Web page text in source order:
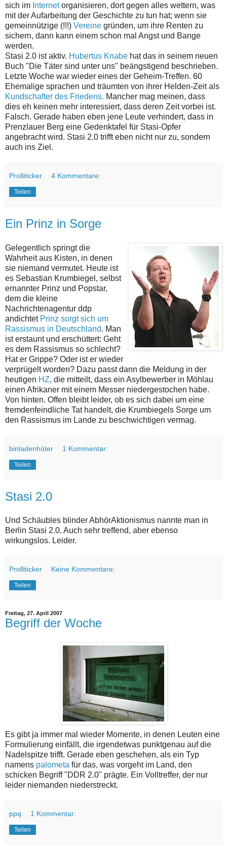
sich im Internetorganisieren, dort gegen alles wettern, was
mit der Aufarbeitung der Geschichte zu tun hat; wenn sie
gemeinnützige (!!!) Vereine gründen, um ihre Renten zu
sichern, dann kann einem schon mal Angst und Bange
werden.
Stasi 2.0 ist aktiv. Hubertus Knabe hat das in seinem neuen
Buch "Die Täter sind unter uns" beängstigend beschrieben.
Letzte Woche war wieder eines der Geheim-Treffen. 60
Ehemalige sprachen und träumten von ihrer Helden-Zeit als
Kundschafter des Friedens. Mancher mag meinen, dass
dies eh keinen mehr interessiert, dass deren Zeit vorbei ist.
Falsch. Gerade haben eben jene Leute verhindert, dass in
Prenzlauer Berg eine Gedenktafel für Stasi-Opfer
angebracht wird. Stasi 2.0 trifft eben nicht nur zu, sondern
auch ins Ziel.
Prolliticker 4 Kommentare:
Teilen
Ein Prinz in Sorge
Gelegentlich springt die
Wahrheit aus Kisten, in denen
sie niemand vermutet. Heute ist
es Sebastian Krumbiegel, selbst
ernannter Prinz und Popstar,
dem die kleine
Nachrichtenagentur ddp
andichtet Prinz sorgt sich um
Rassismus in Deutschland. Man
ist erstaunt und erschüttert: Geht
es dem Rassismus so schlecht?
Hat er Grippe? Oder ist er wieder
verprügelt worden? Dazu passt dann die Meldung in der
heutigen HZ, die mitteilt, dass ein Asylbewerber in Möhlau
einen Afrikaner mit einem Messer niedergestochen habe.
Von hinten. Offen bleibt leider, ob es sich dabei um eine
fremdenfeindliche Tat handelt, die Krumbiegels Sorge um
den Rassismus im Lande zu beschwichtigen vermag.
binladenhüter 1 Kommentar:
Teilen
Stasi 2.0
Und Schäubles blinder AbhörAktionismus nannte man in
Berlin Stasi 2.0. Auch sehr treffend, aber ebenso
wirkungslos. Leider.
Prolliticker Keine Kommentare:
Teilen
Freitag, 27. April 2007
Begriff der Woche
Es gibt ja immer mal wieder Momente, in denen Leuten eine
Formulierung einfällt, die irgendetwas punktgenau auf die
Nadelspitze trifft. Gerade eben geschehen, als ein Typ
namens palometa für das, was vorgeht im Land, den
schicken Begriff "DDR 2.0" prägte. Ein Volltreffer, der nur
leider niemanden niederstreckt.
ppq 1 Kommentar:
Teilen